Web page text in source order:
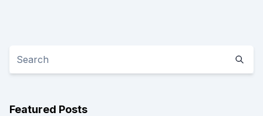
Featured Posts